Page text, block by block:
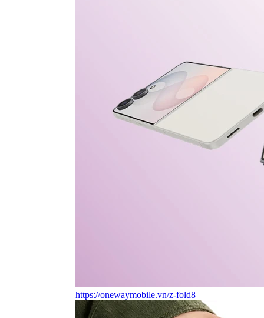
https://onewaymobile.vn/z-fold8